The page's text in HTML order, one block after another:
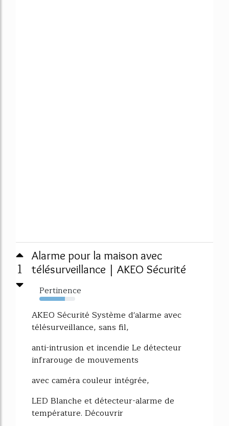
1
Alarme pour la maison avec
télésurveillance | AKEO Sécurité
Pertinence
72%
AKEO Sécurité Système d'alarme avec
télésurveillance, sans fil,
anti-intrusion et incendie Le détecteur
infrarouge de mouvements
avec caméra couleur intégrée,
LED Blanche et détecteur-alarme de
température. Découvrir